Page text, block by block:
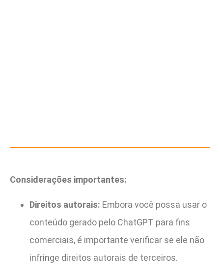
Considerações importantes:
Direitos autorais: Embora você possa usar o
conteúdo gerado pelo ChatGPT para fins
comerciais, é importante verificar se ele não
infringe direitos autorais de terceiros.